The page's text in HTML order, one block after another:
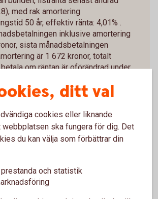
med rak amortering
50 år, effektiv ränta: 4,01% .
inklusive amortering
sista månadsbetalningen
är 1 672 kronor, totalt
om räntan är oförändrad under
är 600 stycken.
på månatliga aviseringar, utan
eller aviseringskostnad,
aviseras digitalt. Vid postala avier
på 45 kronor i aviavgift.
kan komma att påverka
ska betala om du till exempel har
valuta än lånet. Lånet förutsätter att
ditt val
cookies eller liknande
ska fungera för dig. Det
du kan välja som förbättrar din
prestanda och statistik